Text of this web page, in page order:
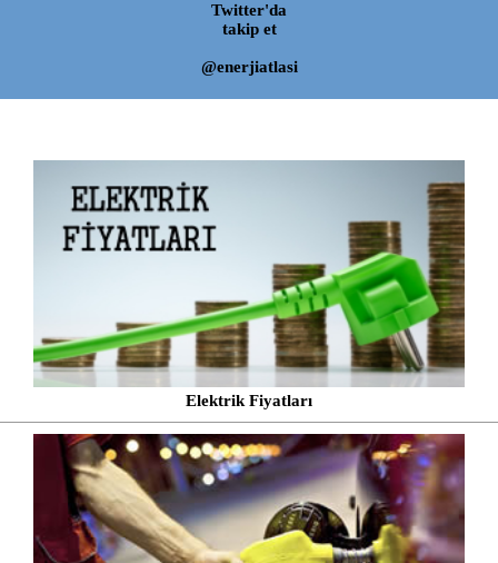
Twitter'da
takip et
@enerjiatlasi
Elektrik Fiyatları